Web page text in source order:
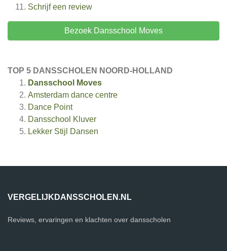
Schrijf een review
Bezoek Dansschool Moves
TOP 5 DANSSCHOLEN NOORD-HOLLAND
Dansschool Moves
Amsterdam dance centre
Dance Point
Dansschool Kluver
Lekker Stijl Dansen
VERGELIJKDANSSCHOLEN.NL
Reviews, ervaringen en klachten over dansscholen